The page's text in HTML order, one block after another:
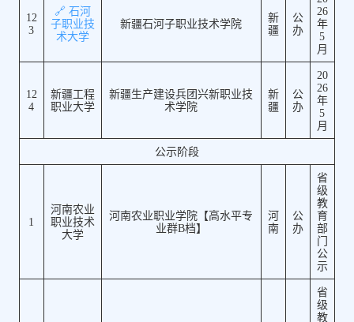
12
3
🔗 石河
子职业技
术大学
新疆石河子职业技术学院
新
疆
公
办
26
年
5
月
12
4
新疆工程
职业大学
新疆生产建设兵团兴新职业技
术学院
新
疆
公
办
20
26
年
5
月
公示阶段
1
河南农业
职业技术
大学
河南农业职业学院【高水平专
业群B档】
河
南
公
办
省
级
教
育
部
门
公
示
省
级
教